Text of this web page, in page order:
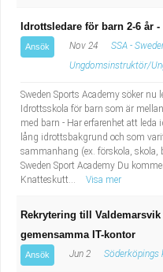
Idrottsledare för barn 2-6 år
Ansök Nov 24
SSA -
Ungdomsinstruktör/
Sweden Sports Academy söker
Idrottsskola för barn som är
med barn - Har erfarenhet att
lång idrottsbakgrund och som
sammanhang (ex. förskola,
Sweden Sport Academy Du
Knatteskutt...
Visa mer
Rekrytering till
gemensamma IT-kontor
Ansök Jun 2 Söderköpings